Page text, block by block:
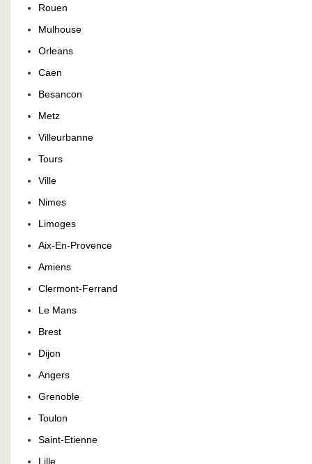
Rouen
Mulhouse
Orleans
Caen
Besancon
Metz
Villeurbanne
Tours
Ville
Nimes
Limoges
Aix-En-Provence
Amiens
Clermont-Ferrand
Le Mans
Brest
Dijon
Angers
Grenoble
Toulon
Saint-Etienne
Lille